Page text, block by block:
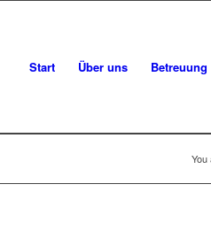
Start Über uns Betreuung
You